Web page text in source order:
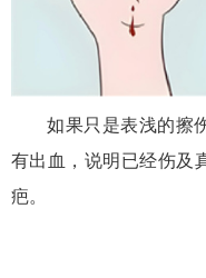
如果只是表浅的擦
有出血，说明已经伤及
疤。